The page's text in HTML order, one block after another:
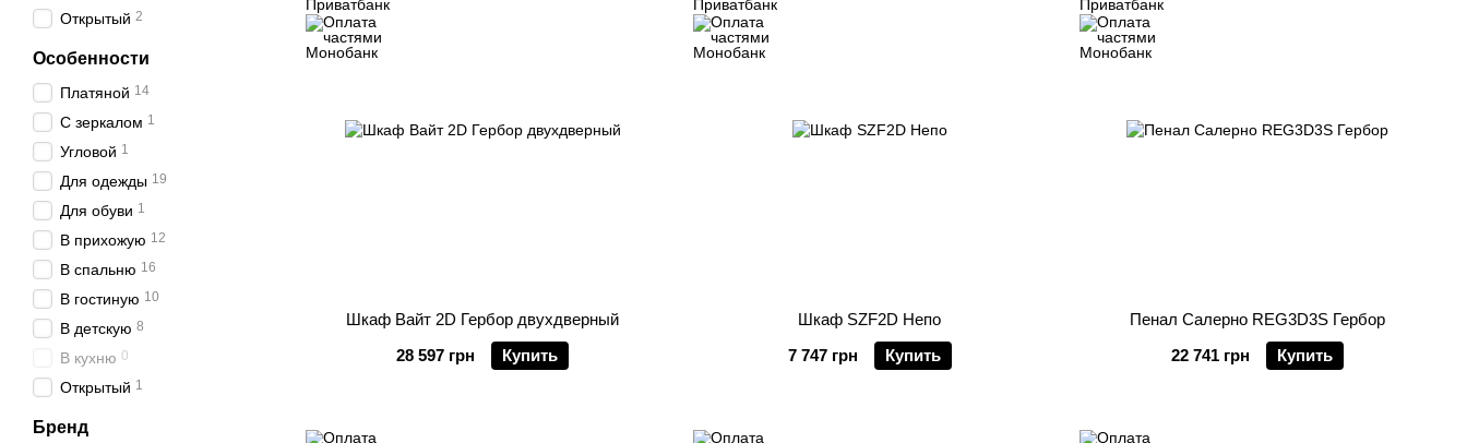
Шкаф Вайт 2D Гербор двухдверный
28 597 грн
Купить
Шкаф SZF2D Непо
7 747 грн
Купить
Пенал Салерно REG3D3S Гербор
22 741 грн
Купить
Открытый 2
Особенности
Платяной 14
С зеркалом 1
Угловой 1
Для одежды 19
Для обуви 1
В прихожую 12
В спальню 16
В гостиную 10
В детскую 8
В кухню 0
Открытый 1
Бренд